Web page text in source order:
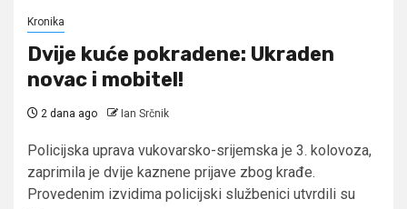
Kronika
Dvije kuće pokradene: Ukraden
novac i mobitel!
2 dana ago Ian Srčnik
Policijska uprava vukovarsko-srijemska je 3. kolovoza,
zaprimila je dvije kaznene prijave zbog krađe.
Provedenim izvidima policijski službenici utvrdili su